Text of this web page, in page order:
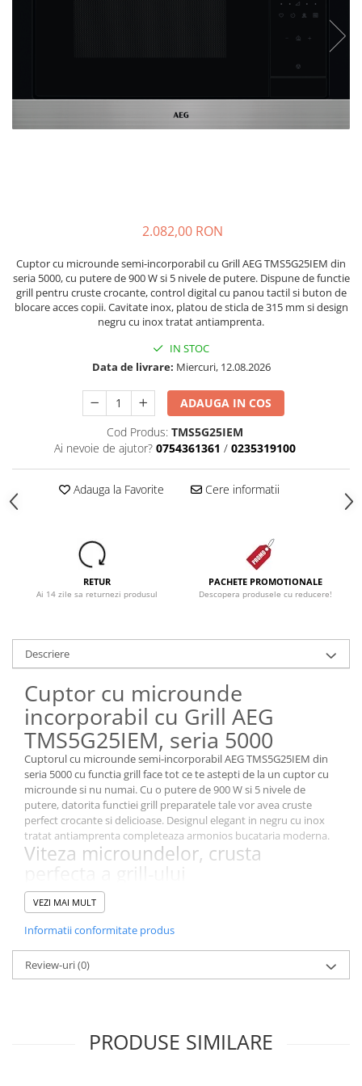
Filtre Purificatoare Aer
2.082,00 RON
Cuptor cu microunde semi-incorporabil cu Grill AEG TMS5G25IEM din
seria 5000, cu putere de 900 W si 5 nivele de putere. Dispune de functie
grill pentru cruste crocante, control digital cu panou tactil si buton de
blocare acces copii. Cavitate inox, platou de sticla de 315 mm si design
negru cu inox tratat antiamprenta.
IN STOC
Data de livrare: Miercuri, 12.08.2026
ADAUGA IN COS
Cod Produs: TMS5G25IEM
Ai nevoie de ajutor? 0754361361 / 0235319100
Adauga la Favorite Cere informatii
RETUR
Ai 14 zile sa returnezi produsul
PACHETE PROMOTIONALE
Descopera produsele cu reducere!
Descriere
Cuptor cu microunde
incorporabil cu Grill AEG
TMS5G25IEM, seria 5000
Cuptorul cu microunde semi-incorporabil AEG TMS5G25IEM din
seria 5000 cu functia grill face tot ce te astepti de la un cuptor cu
microunde si nu numai. Cu o putere de 900 W si 5 nivele de
putere, datorita functiei grill preparatele tale vor avea cruste
perfect crocante si delicioase. Designul elegant in negru cu inox
tratat antiamprenta completeaza armonios bucataria moderna.
Viteza microundelor, crusta
perfecta a grill-ului
Cuptorul cu microunde cu grill iti ofera cruste crocante ca la
cuptor, in mod rapid si eficient. De la toppingul crocant al unei
texturile si gusturile gatitului la cuptorul conventional cu viteza
unui cuptor cu microunde.
Comenzi tactile intuitive
Buton blocare acces copii
Butonul de blocare acces copii permite blocarea cuptorului cu
VEZI MAI MULT
Informatii conformitate produs
Review-uri(0)
PRODUSE SIMILARE